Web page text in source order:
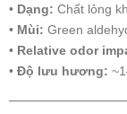
• Dạng: Chất lỏng
• Mùi: Green
• Relative odor
• Độ lưu hương: